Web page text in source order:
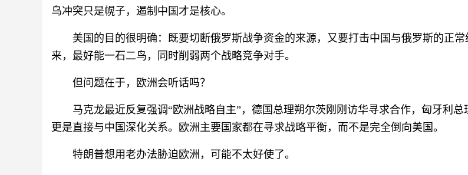
乌冲突只是幌子，遏制中国才是核心。
美国的目的很明确：既要切断俄罗斯战争资金的来源，又要打击中国与俄罗斯的正常
来，最好能一石二鸟，同时削弱两个战略竞争对手。
但问题在于，欧洲会听话吗？
马克龙最近反复强调“欧洲战略自主”，德国总理朔尔茨刚刚访华寻求合作，匈牙利总
更是直接与中国深化关系。欧洲主要国家都在寻求战略平衡，而不是完全倒向美国。
特朗普想用老办法胁迫欧洲，可能不太好使了。